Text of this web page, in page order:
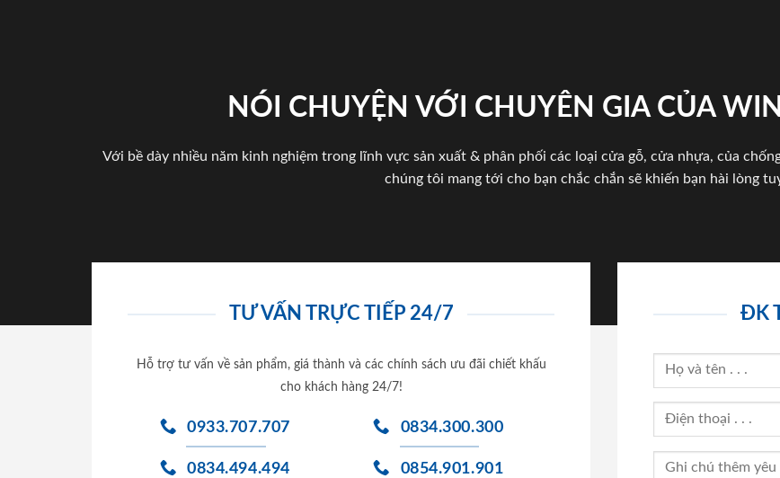
NÓI CHUYỆN VỚI CHUYÊN GIA CỦA
Với bề dày nhiều năm kinh nghiệm trong lĩnh vực sản xuất & phân phối các loại cửa gỗ, cửa nhựa, của
chúng tôi mang tới cho bạn chắc chắn sẽ khiến bạn hài lòng
TƯ VẤN TRỰC TIẾP 24/7
Hỗ trợ tư vấn về sản phẩm, giá thành và các chính sách ưu đãi chiết khấu
cho khách hàng 24/7!
0933.707.707
0834.494.494
0834.300.300
0854.901.901
ĐK